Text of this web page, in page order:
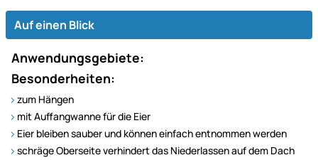
Auf einen Blick
Anwendungsgebiete:
Besonderheiten:
zum Hängen
mit Auffangwanne für die Eier
Eier bleiben sauber und können einfach entnommen werden
schräge Oberseite verhindert das Niederlassen auf dem Dach